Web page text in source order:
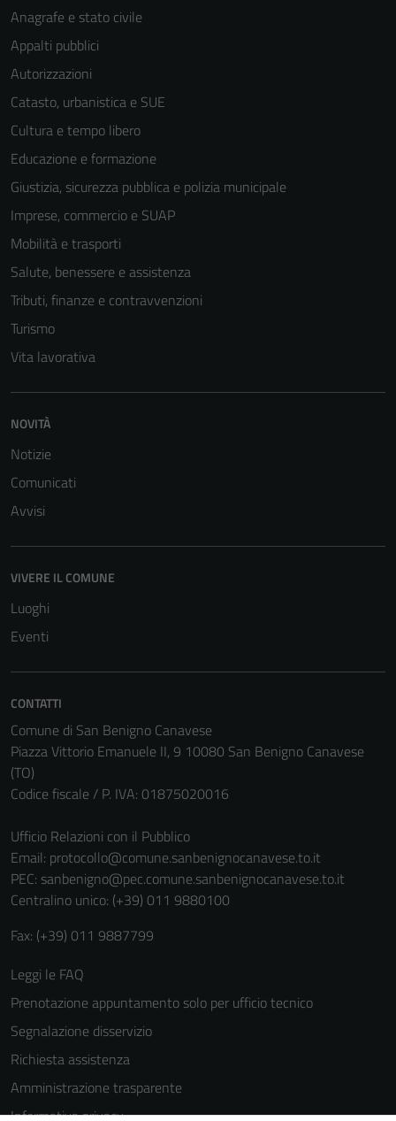
Anagrafe e stato civile
Appalti pubblici
Autorizzazioni
Catasto, urbanistica e SUE
Cultura e tempo libero
Educazione e formazione
Giustizia, sicurezza pubblica e polizia municipale
Imprese, commercio e SUAP
Mobilità e trasporti
Salute, benessere e assistenza
Tributi, finanze e contravvenzioni
Turismo
Vita lavorativa
NOVITÀ
Notizie
Comunicati
Avvisi
VIVERE IL COMUNE
Luoghi
Eventi
CONTATTI
Comune di San Benigno Canavese
Piazza Vittorio Emanuele II, 9 10080 San Benigno Canavese
(TO)
Codice fiscale / P. IVA: 01875020016
Ufficio Relazioni con il Pubblico
Email: protocollo@comune.sanbenignocanavese.to.it
PEC: sanbenigno@pec.comune.sanbenignocanavese.to.it
Centralino unico: (+39) 011 9880100
Fax: (+39) 011 9887799
Leggi le FAQ
Prenotazione appuntamento solo per ufficio tecnico
Segnalazione disservizio
Richiesta assistenza
Amministrazione trasparente
Informativa privacy
sono necessari
disabilitati.
personali.